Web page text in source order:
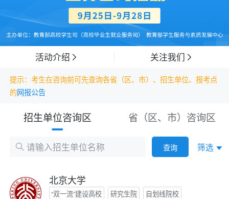
活动介绍 关注我们
提示：考生在咨询前可先查询各省（区、市）、招生单位、报考点
的网报公告
招生单位咨询区 省（区、市）咨询区
查询 筛选
北京大学
“双一流”建设高校 研究生院 自划线院校